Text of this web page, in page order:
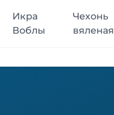
Икра
Воблы
Чехонь
вяленая